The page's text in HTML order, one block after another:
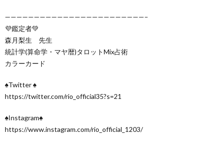
————————————————————————–
💜鑑定者💚
森月梨生 先生
統計学(算命学・マヤ暦)タロットMix占術
カラーカード
♠Twitter ♠
https://twitter.com/rio_official35?s=21
♠Instagram♠
https://www.instagram.com/rio_official_1203/